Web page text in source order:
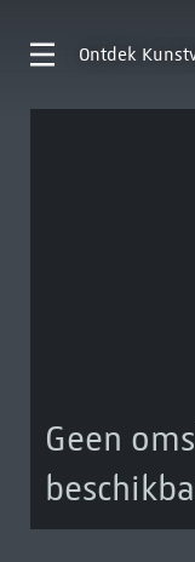
Ontdek
Geen